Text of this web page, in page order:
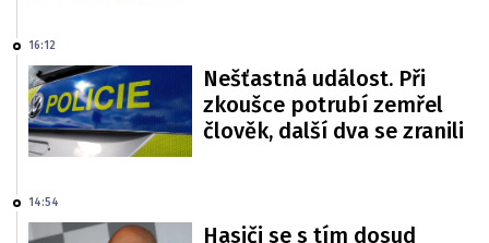
16:12
Nešťastná událost. Při
zkoušce potrubí zemřel
člověk, další dva se zranili
14:54
Hasiči se s tím dosud